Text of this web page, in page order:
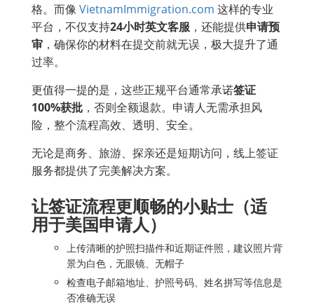
格。而像 VietnamImmigration.com 这样的专业
平台，不仅支持24小时英文客服 ，还能提供申请预
审 ，确保你的材料在提交前就无误，极大提升了通
过率。
更值得一提的是，这些正规平台通常承诺签证
100%获批 ，否则全额退款。申请人无需承担风
险，整个流程高效、透明、安全。
无论是商务、旅游、探亲还是短期访问，线上签证
服务都提供了完美解决方案。
让签证流程更顺畅的小贴士（适
用于美国申请人）
上传清晰的护照扫描件和近期证件照，建议照片背
景为白色，无眼镜、无帽子
检查电子邮箱地址、护照号码、姓名拼写等信息是
否准确无误